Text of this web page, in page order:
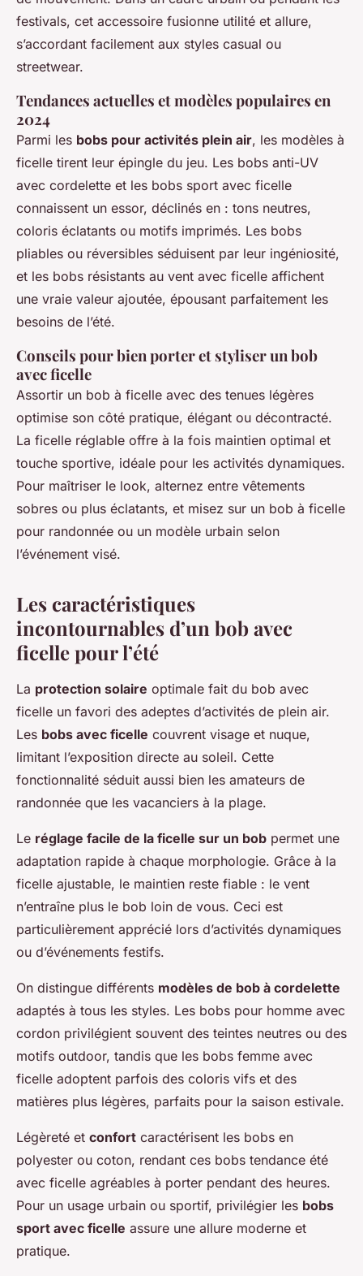
festivals, cet accessoire fusionne utilité et allure,
s’accordant facilement aux styles casual ou
streetwear.
Tendances actuelles et modèles populaires en
2024
Parmi les bobs pour activités plein air, les modèles à
ficelle tirent leur épingle du jeu. Les bobs anti-UV
avec cordelette et les bobs sport avec ficelle
connaissent un essor, déclinés en : tons neutres,
coloris éclatants ou motifs imprimés. Les bobs
pliables ou réversibles séduisent par leur ingéniosité,
et les bobs résistants au vent avec ficelle affichent
une vraie valeur ajoutée, épousant parfaitement les
besoins de l’été.
Conseils pour bien porter et styliser un bob
avec ficelle
Assortir un bob à ficelle avec des tenues légères
optimise son côté pratique, élégant ou décontracté.
La ficelle réglable offre à la fois maintien optimal et
touche sportive, idéale pour les activités dynamiques.
Pour maîtriser le look, alternez entre vêtements
sobres ou plus éclatants, et misez sur un bob à ficelle
pour randonnée ou un modèle urbain selon
l’événement visé.
Les caractéristiques
incontournables d’un bob avec
ficelle pour l’été
La protection solaire optimale fait du bob avec
ficelle un favori des adeptes d’activités de plein air.
Les bobs avec ficelle couvrent visage et nuque,
limitant l’exposition directe au soleil. Cette
fonctionnalité séduit aussi bien les amateurs de
randonnée que les vacanciers à la plage.
Le réglage facile de la ficelle sur un bob permet une
adaptation rapide à chaque morphologie. Grâce à la
ficelle ajustable, le maintien reste fiable : le vent
n’entraîne plus le bob loin de vous. Ceci est
particulièrement apprécié lors d’activités dynamiques
ou d’événements festifs.
On distingue différents modèles de bob à cordelette
adaptés à tous les styles. Les bobs pour homme avec
cordon privilégient souvent des teintes neutres ou des
motifs outdoor, tandis que les bobs femme avec
ficelle adoptent parfois des coloris vifs et des
matières plus légères, parfaits pour la saison estivale.
Légèreté et confort caractérisent les bobs en
polyester ou coton, rendant ces bobs tendance été
avec ficelle agréables à porter pendant des heures.
Pour un usage urbain ou sportif, privilégier les bobs
sport avec ficelle assure une allure moderne et
pratique.